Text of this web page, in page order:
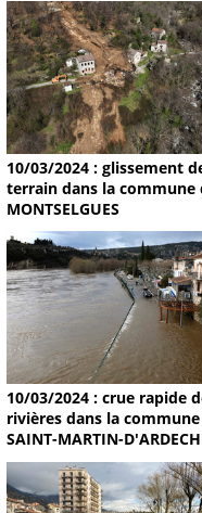
10/03/2024 : glissement
terrain dans la commune
MONTSELGUES
10/03/2024 : crue rapide
rivières dans la
SAINT-MARTIN-